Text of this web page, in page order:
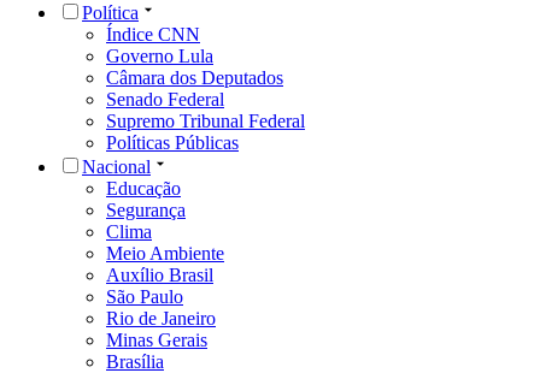
Política
Índice CNN
Governo Lula
Câmara dos Deputados
Senado Federal
Supremo Tribunal Federal
Políticas Públicas
Nacional
Educação
Segurança
Clima
Meio Ambiente
Auxílio Brasil
São Paulo
Rio de Janeiro
Minas Gerais
Brasília